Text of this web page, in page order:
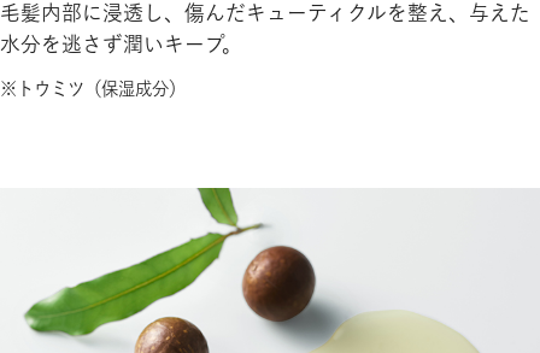
毛髪内部に浸透し、傷んだキューティクルを整え、与えた
水分を逃さず潤いキープ。
※トウミツ（保湿成分）​